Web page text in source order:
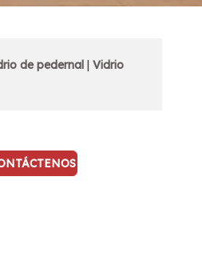
de pedernal | Vidrio